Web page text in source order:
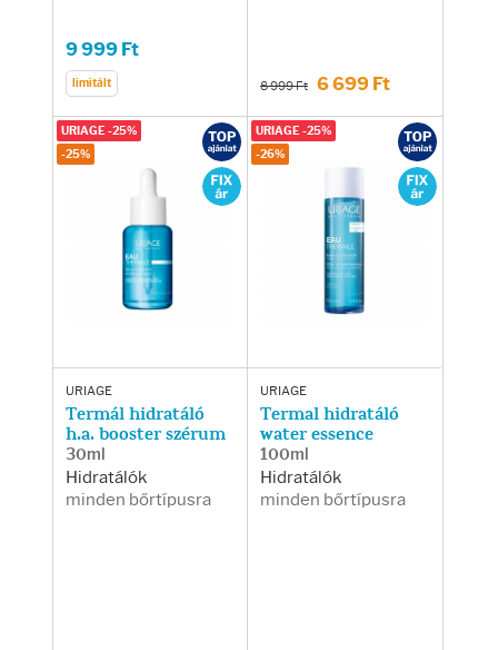
9 999 Ft
limitált 8 999 Ft 6 699 Ft
URIAGE
Termál hidratáló
h.a. booster szérum
30ml
Hidratálók
minden bőrtípusra
URIAGE -25%
-25%
URIAGE
Termal hidratáló
water essence
100ml
Hidratálók
minden bőrtípusra
URIAGE -25%
-26%